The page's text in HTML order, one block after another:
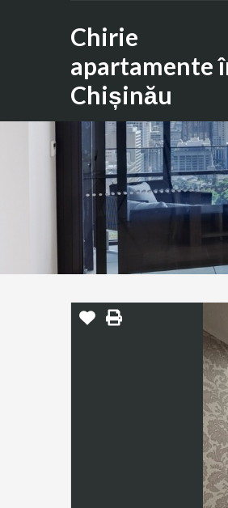
Chirie
apartamente
Chișinău